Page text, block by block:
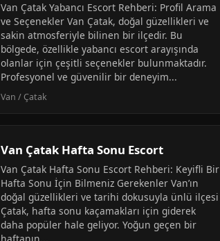
Van Çatak Yabancı Escort Rehberi: Profil Arama
ve Seçenekler Van Çatak, doğal güzellikleri ve
sakin atmosferiyle bilinen bir ilçedir. Bu
bölgede, özellikle yabancı escort arayışında
olanlar için çeşitli seçenekler bulunmaktadır.
Profesyonel ve güvenilir bir deneyim...
Van / Çatak
Van Çatak Hafta Sonu Escort
Van Çatak Hafta Sonu Escort Rehberi: Keyifli Bir
Hafta Sonu İçin Bilmeniz Gerekenler Van’ın
doğal güzellikleri ve tarihi dokusuyla ünlü ilçesi
Çatak, hafta sonu kaçamakları için giderek
daha popüler hale geliyor. Yoğun geçen bir